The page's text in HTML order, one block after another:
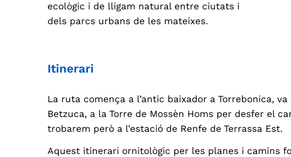
ecològic i de lligam natural entre ciutats i
dels parcs urbans de les mateixes.
Itinerari
La ruta comença a l’antic baixador a Torrebonica,
Betzuca, a la Torre de Mossèn Homs per desfer el
trobarem però a l’estació de Renfe de Terrassa Est.
Aquest itinerari ornitològic per les planes i camins